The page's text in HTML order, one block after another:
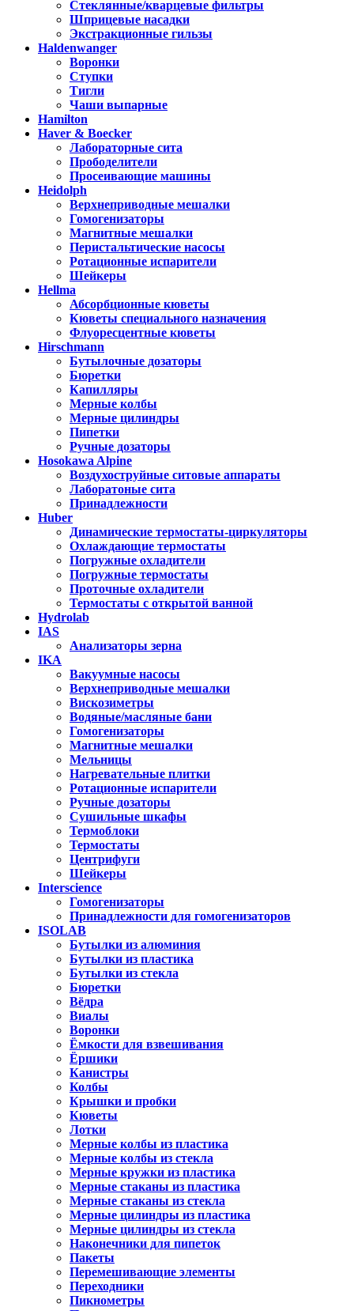
Стеклянные/кварцевые фильтры
Шприцевые насадки
Экстракционные гильзы
Haldenwanger
Воронки
Ступки
Тигли
Чаши выпарные
Hamilton
Haver & Boecker
Лабораторные сита
Прободелители
Просеивающие машины
Heidolph
Верхнеприводные мешалки
Гомогенизаторы
Магнитные мешалки
Перистальтические насосы
Ротационные испарители
Шейкеры
Hellma
Абсорбционные кюветы
Кюветы специального назначения
Флуоресцентные кюветы
Hirschmann
Бутылочные дозаторы
Бюретки
Капилляры
Мерные колбы
Мерные цилиндры
Пипетки
Ручные дозаторы
Hosokawa Alpine
Воздухоструйные ситовые аппараты
Лаборатоные сита
Принадлежности
Huber
Динамические термостаты-циркуляторы
Охлаждающие термостаты
Погружные охладители
Погружные термостаты
Проточные охладители
Термостаты с открытой ванной
Hydrolab
IAS
Анализаторы зерна
IKA
Вакуумные насосы
Верхнеприводные мешалки
Вискозиметры
Водяные/масляные бани
Гомогенизаторы
Магнитные мешалки
Мельницы
Нагревательные плитки
Ротационные испарители
Ручные дозаторы
Сушильные шкафы
Термоблоки
Термостаты
Центрифуги
Шейкеры
Interscience
Гомогенизаторы
Принадлежности для гомогенизаторов
ISOLAB
Бутылки из алюминия
Бутылки из пластика
Бутылки из стекла
Бюретки
Вёдра
Виалы
Воронки
Ёмкости для взвешивания
Ёршики
Канистры
Колбы
Крышки и пробки
Кюветы
Лотки
Мерные колбы из пластика
Мерные колбы из стекла
Мерные кружки из пластика
Мерные стаканы из пластика
Мерные стаканы из стекла
Мерные цилиндры из пластика
Мерные цилиндры из стекла
Наконечники для пипеток
Пакеты
Перемешивающие элементы
Переходники
Пикнометры